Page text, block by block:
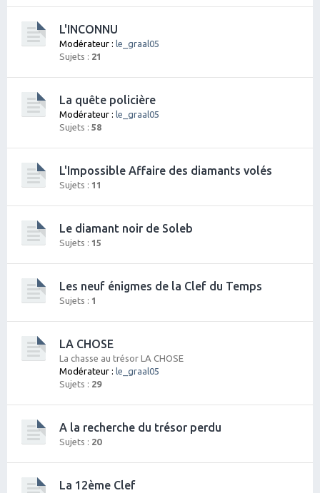
L'INCONNU
Modérateur : le_graal05
Sujets : 21
La quête policière
Modérateur : le_graal05
Sujets : 58
L'Impossible Affaire des diamants volés
Sujets : 11
Le diamant noir de Soleb
Sujets : 15
Les neuf énigmes de la Clef du Temps
Sujets : 1
LA CHOSE
La chasse au trésor LA CHOSE
Modérateur : le_graal05
Sujets : 29
A la recherche du trésor perdu
Sujets : 20
La 12ème Clef